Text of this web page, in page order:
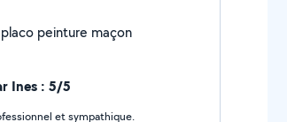
peinture maçon
Ines : 5/5
et sympathique.